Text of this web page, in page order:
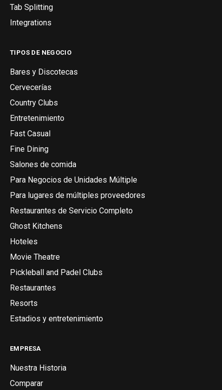
Tab Splitting
Integrations
TIPOS DE NEGOCIO
Bares y Discotecas
Cervecerías
Country Clubs
Entretenimiento
Fast Casual
Fine Dining
Salones de comida
Para Negocios de Unidades Múltiple
Para lugares de múltiples proveedores
Restaurantes de Servicio Completo
Ghost Kitchens
Hoteles
Movie Theatre
Pickleball and Padel Clubs
Restaurantes
Resorts
Estadios y entretenimiento
EMPRESA
Nuestra Historia
Comparar